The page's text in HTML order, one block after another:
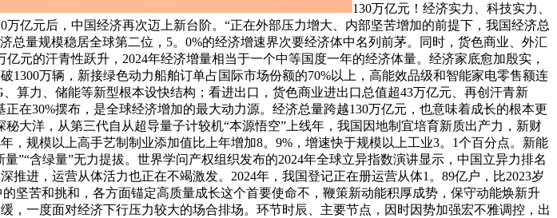
130万亿元！经济实力、科技实力、
亿元后，中国经济再次迈上新台阶。“正在外部压力增大、内部坚苦增加的前提下，我国经济总
量规模稳居全球第二位，5。0%的经济增速界次要经济体中名列前茅。同时，货色商业、外汇
元的汗青性跃升，2024年经济增量相当于一个中等国度一年的经济体量。经济家底愈加殷实，
万辆，新接绿色动力船舶订单占国际市场份额的70%以上，高能效品级和智能家电零售额连
算力、储能等新型根本设快结构；看进出口，货色商业进出口总值超43万亿元、再创汗青新
在30%摆布，是全球经济增加的最大动力源。经济总量跨越130万亿元，也意味着成长的根本更
大洋，从第三代自从超导量子计较机“本源悟空”上线年，我国因地制宜培育新质出产力，新财
规模以上高手艺制制业添加值比上年增加8。9%，增速快于规模以上工业3。1个百分点。新能
”“含绿量”无力提拔。世界学问产权组织发布的2024年全球立异指数演讲显示，中国立异力排名
进，运营从体活力也正在不竭激发。2024年，我国登记正在册运营从体1。89亿户，比2023岁
坚苦和挑和，各方面锚定高质量成长这个首要使命不，鞭策新动能积厚成势，保守动能焕新升
一度面对经济下行压力较大的场合排场。环节时辰、主要节点，因时因势加强宏不雅调控，出